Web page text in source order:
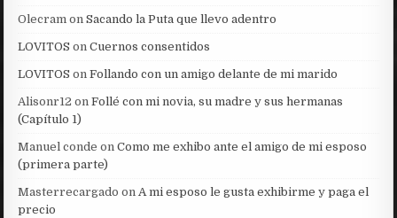
Olecram onSacando la Puta que llevo adentro
LOVITOS onCuernos consentidos
LOVITOS onFollando con un amigo delante de mi marido
Alisonr12 onFollé con mi novia, su madre y sus hermanas
(Capítulo 1)
Manuel conde onComo me exhibo ante el amigo de mi esposo
(primera parte)
Masterrecargado onA mi esposo le gusta exhibirme y paga el
precio